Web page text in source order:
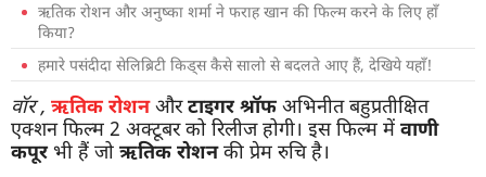
ऋतिक रोशन और अनुष्का शर्मा ने फराह खान की फिल्म करने के लिए हाँ
किया?
हमारे पसंदीदा सेलिब्रिटी किड्स कैसे सालो से बदलते आए हैं, देखिये यहाँ!
वॉर , ऋतिक रोशनऔरटाइगर श्रॉफ अभिनीत बहुप्रतीक्षित
एक्शन फिल्म 2 अक्टूबर को रिलीज होगी। इस फिल्म में वाणी
कपूरभी हैं जो ऋतिक रोशनकी प्रेम रुचि है।